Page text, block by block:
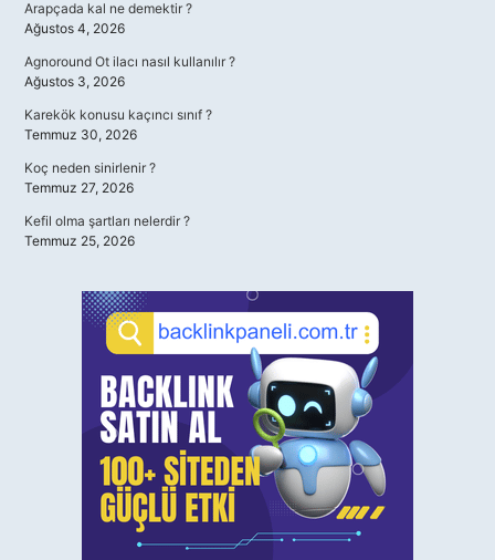
Arapçada kal ne demektir ?
Ağustos 4, 2026
Agnoround Ot ilacı nasıl kullanılır ?
Ağustos 3, 2026
Karekök konusu kaçıncı sınıf ?
Temmuz 30, 2026
Koç neden sinirlenir ?
Temmuz 27, 2026
Kefil olma şartları nelerdir ?
Temmuz 25, 2026